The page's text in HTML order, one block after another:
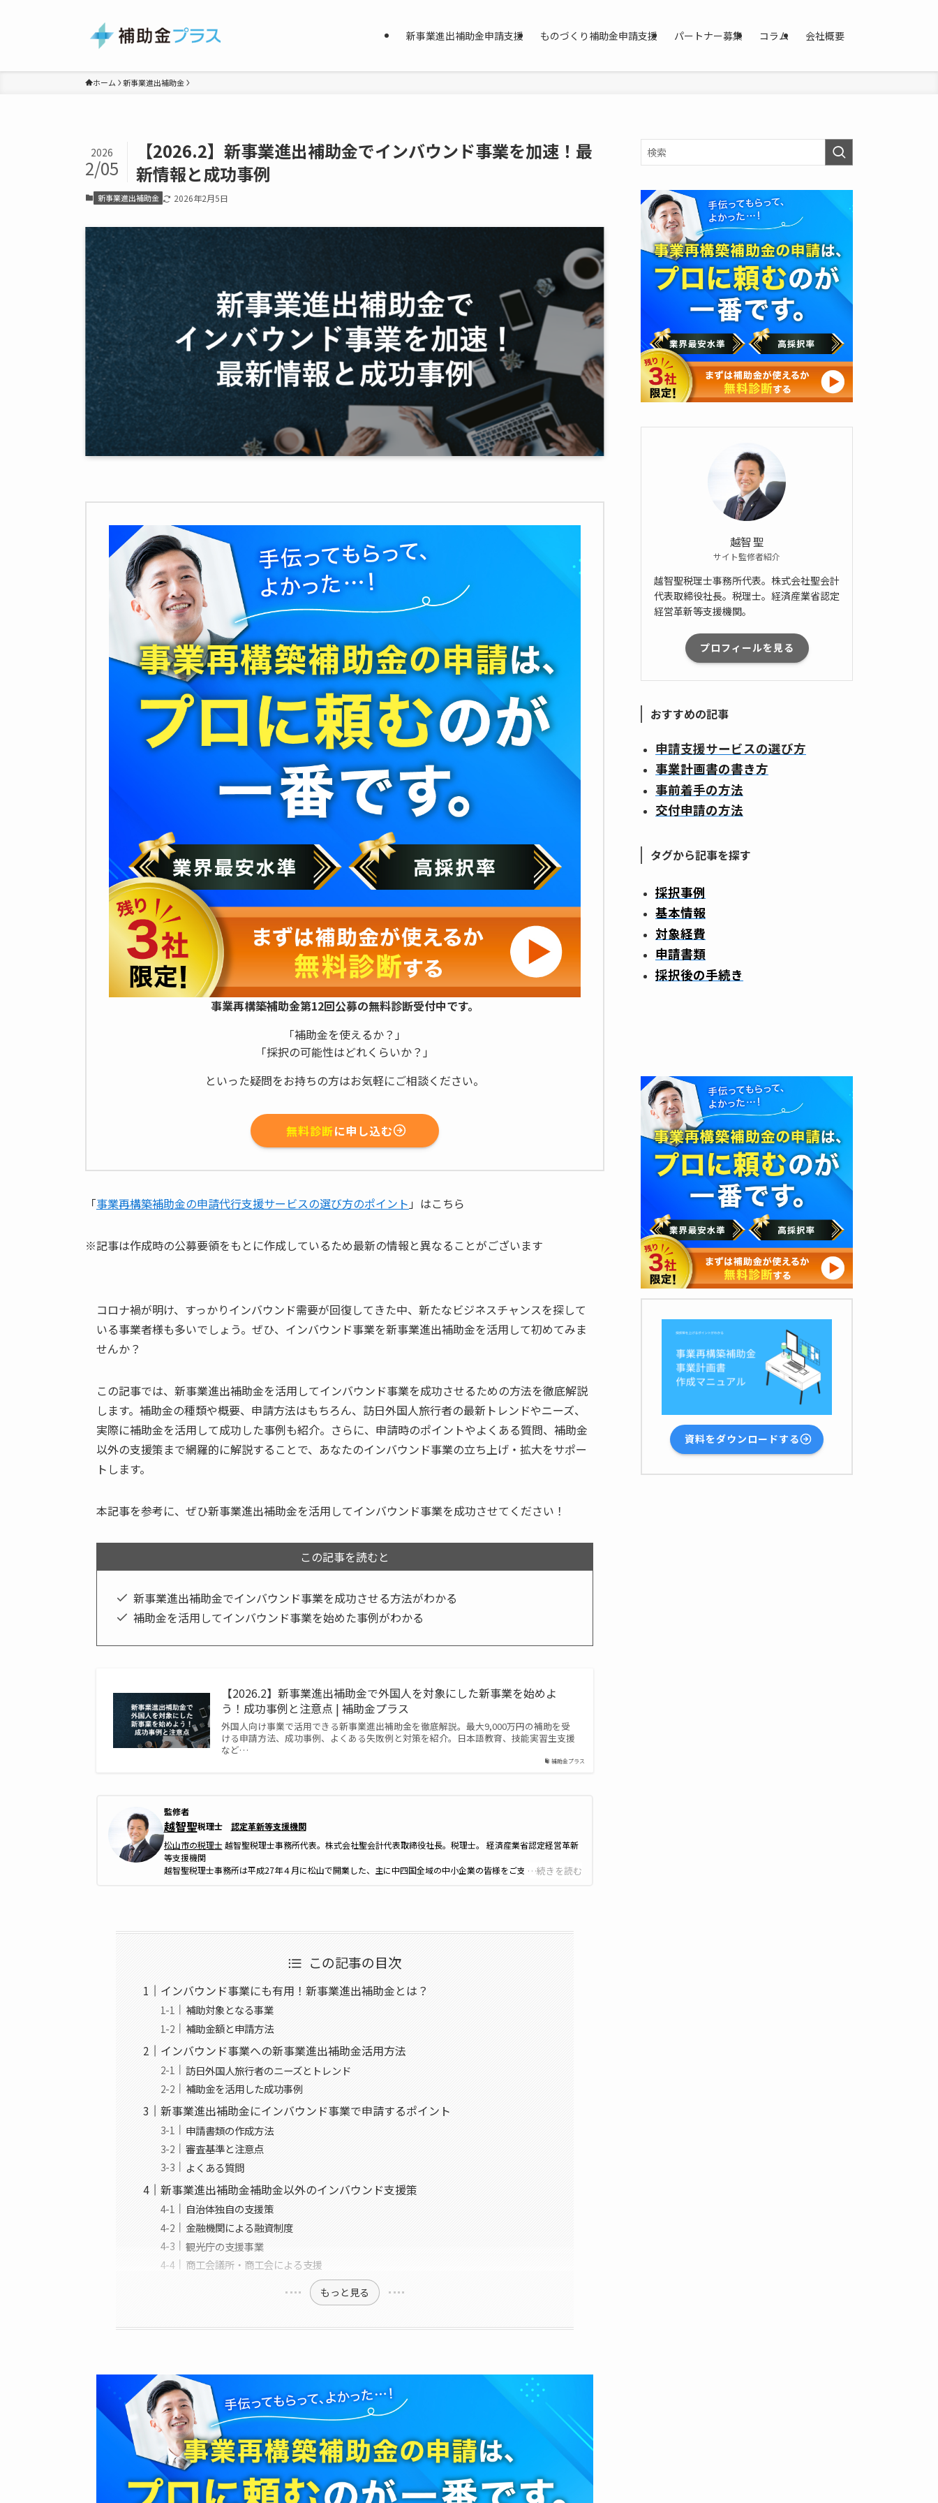
新事業進出補助金申請支援 ものづくり補助金申請支援 パートナー募集 コラム 会社概要
ホーム 新事業進出補助金
【2026.2】新事業進出補助金でインバウンド事業を加速！最
新情報と成功事例
2026
2/05
新事業進出補助金 2026年2月5日
事業再構築補助金第12回公募の無料診断受付中です。
「補助金を使えるか？」
「採択の可能性はどれくらいか？」
といった疑問をお持ちの方はお気軽にご相談ください。
無料診断に申し込む
「事業再構築補助金の申請代行支援サービスの選び方のポイント 」はこちら
※記事は作成時の公募要領をもとに作成しているため最新の情報と異なることがございます
コロナ禍が明け、すっかりインバウンド需要が回復してきた中、新たなビジネスチャンスを探して
いる事業者様も多いでしょう。ぜひ、インバウンド事業を新事業進出補助金を活用して初めてみま
せんか？
この記事では、新事業進出補助金を活用してインバウンド事業を成功させるための方法を徹底解説
します。補助金の種類や概要、申請方法はもちろん、訪日外国人旅行者の最新トレンドやニーズ、
実際に補助金を活用して成功した事例も紹介。さらに、申請時のポイントやよくある質問、補助金
以外の支援策まで網羅的に解説することで、あなたのインバウンド事業の立ち上げ・拡大をサポー
トします。
本記事を参考に、ぜひ新事業進出補助金を活用してインバウンド事業を成功させてください！
この記事を読むと
新事業進出補助金でインバウンド事業を成功させる方法がわかる
補助金を活用してインバウンド事業を始めた事例がわかる
補助金プラス
【2026.2】新事業進出補助金で外国人を対象にした新事業を始めよ
う！成功事例と注意点 | 補助金プラス
外国人向け事業で活用できる新事業進出補助金を徹底解説。最大9,000万円の補助を受
ける申請方法、成功事例、よくある失敗例と対策を紹介。日本語教育、技能実習生支援
など…
監修者
越智聖税理士 認定革新等支援機関
…続きを読む
松山市の税理士 越智聖税理士事務所代表。株式会社聖会計代表取締役社長。税理士。 経済産業省認定経営革新
等支援機関
越智聖税理士事務所は平成27年４月に松山で開業した、主に中四国全域の中小企業の皆様をご支援している会
事業再構築補助金の書類確認など多岐にわたる業務に対応ができる。圧倒的な実績を持つ認定経営革新等支援
どの中で5位になる。四国税理士会松山支部所属。
高齢化社会の要請である介護事業経営支援にも取り組み、新規事業立ち上げから財務体質改善、集客アドバイ
スなど、さまざまなサービスを提供。また、様々な業種に対応し、建設業、飲食業、不動産業、社会福祉法人、
酪農業、さらには漫画家、芸能関係などの珍しい業種にも対応している。仕事のほとんどがお客様や他士業の
先生からの紹介となっている。現状では80％が紹介で、それ以外は直接の依頼や、ネットでの集客である。税
理士業務以外の仕事（保険、法人設立、建設業許可など）は、提携している専門家の方に積極的に依頼し、お
客様へのサポート体制の拡充を図っている。顧問先が黒字になるように、出来上がった試算表を基に徹底的に分
析して改善すべき点を指摘。また、多くの業種を取り扱っていて、周りの業界のヒアリング調査も実施。これに
より、一般的には7割が赤字企業といわれるなか、当事務所の顧問先の黒字率は6割を超える。
【他媒体での監修事例】
・UPSIDERお役立ち記事 にて記事監修
この記事の目次
インバウンド事業にも有用！新事業進出補助金とは？
補助対象となる事業
補助金額と申請方法
インバウンド事業への新事業進出補助金活用方法
訪日外国人旅行者のニーズとトレンド
補助金を活用した成功事例
新事業進出補助金にインバウンド事業で申請するポイント
申請書類の作成方法
審査基準と注意点
よくある質問
新事業進出補助金補助金以外のインバウンド支援策
自治体独自の支援策
金融機関による融資制度
観光庁の支援事業
商工会議所・商工会による支援
もっと見る
越智 聖
サイト監修者紹介
越智聖税理士事務所代表。株式会社聖会計
代表取締役社長。税理士。経済産業省認定
経営革新等支援機関。
プロフィールを見る
おすすめの記事
申請支援サービスの選び方
事業計画書の書き方
事前着手の方法
交付申請の方法
タグから記事を探す
採択事例
基本情報
対象経費
申請書類
採択後の手続き
資料をダウンロードする